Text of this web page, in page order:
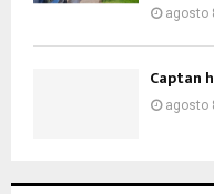
agosto
Captan
agosto